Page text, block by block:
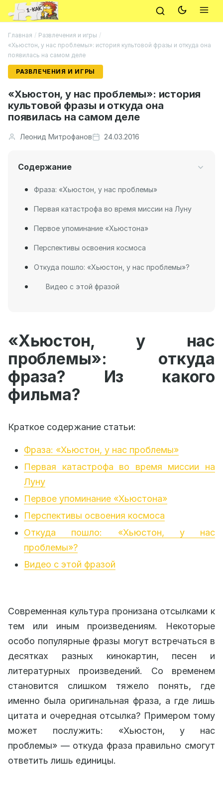
Главная / Развлечения и игры /
«Хьюстон, у нас проблемы»: история культовой фразы и откуда она
появилась на самом деле
РАЗВЛЕЧЕНИЯ И ИГРЫ
«Хьюстон, у нас проблемы»: история
культовой фразы и откуда она
появилась на самом деле
Леонид Митрофанов 24.03.2016
Содержание
Фраза: «Хьюстон, у нас проблемы»
Первая катастрофа во время миссии на Луну
Первое упоминание «Хьюстона»
Перспективы освоения космоса
Откуда пошло: «Хьюстон, у нас проблемы»?
Видео с этой фразой
«Хьюстон, у нас
проблемы»: откуда
фраза? Из какого
фильма?
Краткое содержание статьи:
Фраза: «Хьюстон, у нас проблемы»
Первая катастрофа во время миссии на
Луну
Первое упоминание «Хьюстона»
Перспективы освоения космоса
Откуда пошло: «Хьюстон, у нас
проблемы»?
Видео с этой фразой
Современная культура пронизана отсылками к
тем или иным произведениям. Некоторые
особо популярные фразы могут встречаться в
десятках разных кинокартин, песен и
литературных произведений. Со временем
становится слишком тяжело понять, где
именно была оригинальная фраза, а где лишь
цитата и очередная отсылка? Примером тому
может послужить: «Хьюстон, у нас
проблемы» — откуда фраза правильно смогут
ответить лишь единицы.